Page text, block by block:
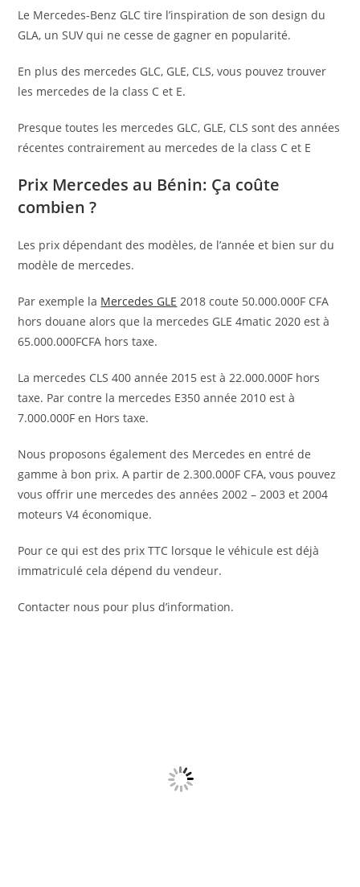
Le Mercedes-Benz GLC tire l’inspiration de son design du
GLA, un SUV qui ne cesse de gagner en popularité.
En plus des mercedes GLC, GLE, CLS, vous pouvez trouver
les mercedes de la class C et E.
Presque toutes les mercedes GLC, GLE, CLS sont des années
récentes contrairement au mercedes de la class C et E
Prix Mercedes au Bénin: Ça coûte
combien ?
Les prix dépendant des modèles, de l’année et bien sur du
modèle de mercedes.
Par exemple la Mercedes GLE 2018 coute 50.000.000F CFA
hors douane alors que la mercedes GLE 4matic 2020 est à
65.000.000FCFA hors taxe.
La mercedes CLS 400 année 2015 est à 22.000.000F hors
taxe. Par contre la mercedes E350 année 2010 est à
7.000.000F en Hors taxe.
Nous proposons également des Mercedes en entré de
gamme à bon prix. A partir de 2.300.000F CFA, vous pouvez
vous offrir une mercedes des années 2002 – 2003 et 2004
moteurs V4 économique.
Pour ce qui est des prix TTC lorsque le véhicule est déjà
immatriculé cela dépend du vendeur.
Contacter nous pour plus d’information.